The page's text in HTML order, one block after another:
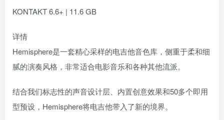
KONTAKT 6.6+ | 11.6 GB
详情
Hemisphere是一套精心采样的电吉他音色库，侧重于柔和细
腻的演奏风格，非常适合电影音乐和各种其他流派。
结合我们标志性的声音设计层、内置创意效果和50多个即用
型预设，Hemisphere将电吉他带入了新的境界。